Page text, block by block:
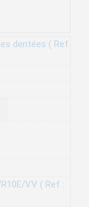
dentées ( Ref
VV ( Ref :